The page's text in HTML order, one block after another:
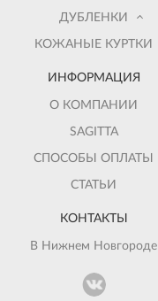
ДУБЛЕНКИ
КОЖАНЫЕ КУРТКИ
ИНФОРМАЦИЯ
О КОМПАНИИ
SAGITTA
СПОСОБЫ ОПЛАТЫ
СТАТЬИ
КОНТАКТЫ
В Нижнем Новгороде